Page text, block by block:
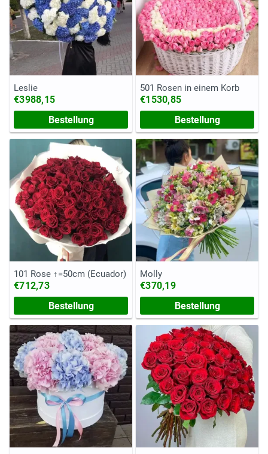
Leslie
€3988,15
Bestellung
501 Rosen in einem Korb
€1530,85
Bestellung
101 Rose ↑=50cm (Ecuador)
€712,73
Bestellung
Molly
€370,19
Bestellung